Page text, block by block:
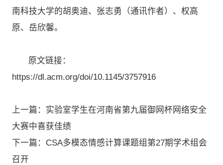
南科技大学的胡奥迪、张志勇（通讯作者）、权高
原、岳欣馨。
原文链接：
https://dl.acm.org/doi/10.1145/3757916
上一篇：实验室学生在河南省第九届御网杯网络安全
大赛中喜获佳绩
下一篇：CSA多模态情感计算课题组第27期学术组会
召开